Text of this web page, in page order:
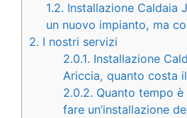
1.2. Installazione Caldaia
un nuovo impianto, ma
2. I nostri servizi
2.0.1. Installazione
Ariccia, quanto costa
2.0.2. Quanto tempo
fare un’installazione